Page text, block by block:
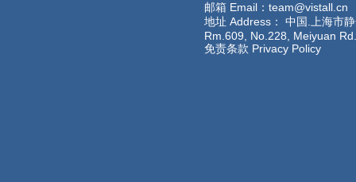
邮箱 Email：team@vistall.cn
地址 Address： 中国.上海市
Rm.609,
免责条款 Privacy Policy